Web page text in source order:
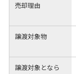
売却理由
譲渡対象物
譲渡対象となら